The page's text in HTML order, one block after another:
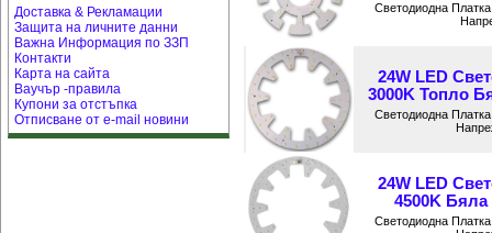
Доставка & Рекламации
Защита на личните данни
Важна Информация по ЗЗП
Контакти
Карта на сайта
Ваучър -правила
Купони за отстъпка
Отписване от e-mail новини
Светодиодна
24W LED
3000K Топло
Светодиодна
24W LED
4500K
Светодиодна